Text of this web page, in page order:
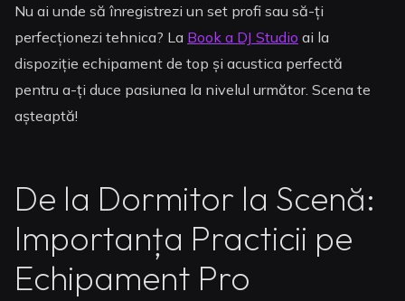
Nu ai unde să înregistrezi un set profi sau să-ți
perfecționezi tehnica? La Book a DJ Studio ai la
dispoziție echipament de top și acustica perfectă
pentru a-ți duce pasiunea la nivelul următor. Scena te
așteaptă!
De la Dormitor la Scenă:
Importanța Practicii pe
Echipament Pro